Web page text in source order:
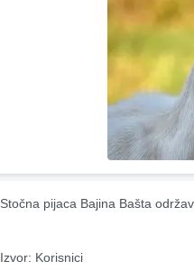
Stočna pijaca Bajina Bašta
Izvor: Korisnici